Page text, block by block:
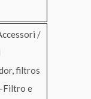
/
filtros
Filtro e